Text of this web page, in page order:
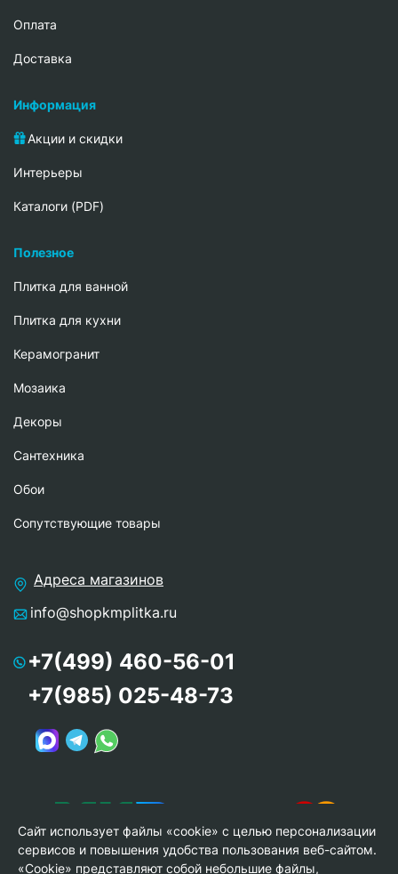
Oплата
Доставка
Информация
Акции и скидки
Интерьеры
Каталоги (PDF)
Полезное
Плитка для ванной
Плитка для кухни
Керамогранит
Мозаика
Декоры
Сантехника
Обои
Сопутствующие товары
Адреса магазинов
info@shopkmplitka.ru
+7(499) 460-56-01
+7(985) 025-48-73
Сайт использует файлы «cookie» с целью персонализации
сервисов и повышения удобства пользования веб-сайтом.
«Cookie» представляют собой небольшие файлы,